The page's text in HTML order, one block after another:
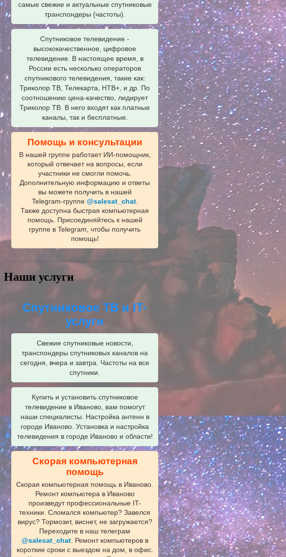
самые свежие и актуальные спутниковые
транспондеры (частоты).
Спутниковое телевидение -
высококачественное, цифровое
телевидение. В настоящее время, в
России есть несколько операторов
спутникового телевидения, такие как:
Триколор ТВ, Телекарта, НТВ+, и др. По
соотношению цена-качество, лидирует
Триколор ТВ. В него входят как платные
каналы, так и бесплатные.
Помощь и консультации
В нашей группе работает ИИ‑помощник,
который отвечает на вопросы, если
участники не смогли помочь.
Дополнительную информацию и ответы
вы можете получить в нашей
Telegram‑группе @salesat_chat.
Также доступна быстрая компьютерная
помощь. Присоединяйтесь к нашей
группе в Telegram, чтобы получить
помощь!
Наши услуги
Спутниковое ТВ и IT-
услуги
Свежие спутниковые новости,
транспондеры спутниковых каналов на
сегодня, вчера и завтра. Частоты на все
спутники.
Купить и установить спутниковое
телевидение в Иваново, вам помогут
наши специалисты. Настройка антенн в
городе Иваново. Установка и настройка
телевидения в городе Иваново и области!
Скорая компьютерная
помощь
Скорая компьютерная помощь в Иваново.
Ремонт компьютера в Иваново
произведут профессиональные IT-
техники. Сломался компьютер? Завелся
вирус? Тормозит, виснет, не загружается?
Переходите в наш телеграм
@salesat_chat. Ремонт компьютеров в
короткие сроки с выездом на дом, в офис.